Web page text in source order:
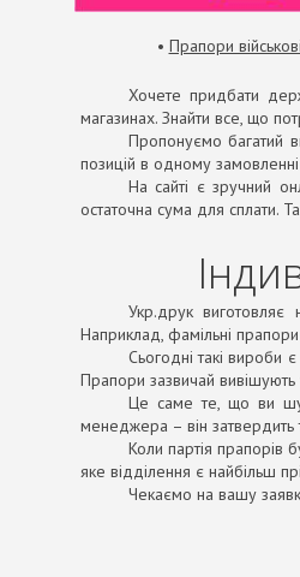
• Прапори військові
Хочете придбати
магазинах. Знайти все, що
Пропонуємо багатий
позицій в одному
На сайті є зручний
остаточна сума для сплати.
Укр.друк
Наприклад, фамільні прапори
Сьогодні такі вироби
Прапори зазвичай вивішують
Це саме те, що ви
менеджера – він затвердить
Коли партія прапорів
яке відділення є найбільш
Чекаємо на вашу